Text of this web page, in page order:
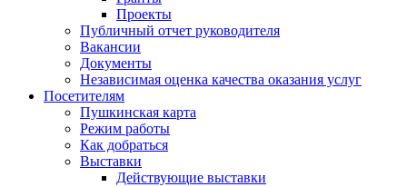
Проекты
Публичный отчет руководителя
Вакансии
Документы
Независимая оценка качества оказания услуг
Посетителям
Пушкинская карта
Режим работы
Как добраться
Выставки
Действующие выставки